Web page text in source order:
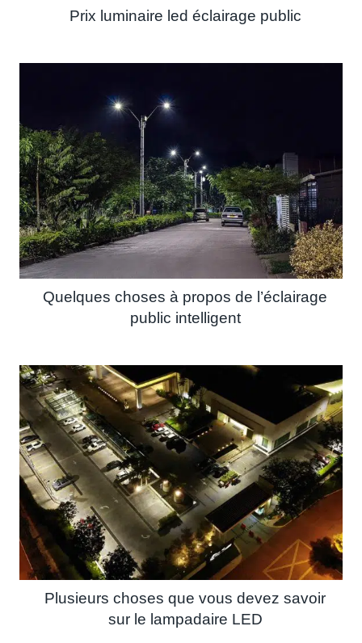
Prix luminaire led éclairage public
Quelques choses à propos de l’éclairage
public intelligent
Plusieurs choses que vous devez savoir
sur le lampadaire LED